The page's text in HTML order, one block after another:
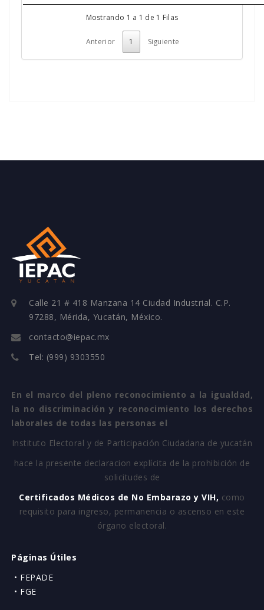
Mostrando 1 a 1 de 1 Filas
Anterior 1 Siguiente
Calle 21 # 418 Manzana 14 Ciudad Industrial. C.P.
97288, Mérida, Yucatán, México.
contacto@iepac.mx
Tel: (999) 9303550
En el marco del pleno reconocimiento a la igualdad,
la no discriminación y reconocimiento los derechos
laborales de todas las personas el
Instituto Electoral y de Participación Ciudadana de yucatán
hace la presente declaracion explícita de la prohibición de
solicitudes de
Certificados Médicos de No Embarazo y VIH, como
requisito para ingreso, permanencia o ascenso en este
órgano electoral.
Páginas Útiles
• FEPADE
• FGE